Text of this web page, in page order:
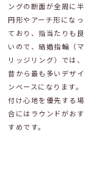
ングの断面が全周に半
円形やアーチ形になっ
ており、指当たりも良
いので、結婚指輪（マ
リッジリング）では、
昔から最も多いデザイ
ンベースになります。
付け心地を優先する場
合にはラウンドがおす
すめです。